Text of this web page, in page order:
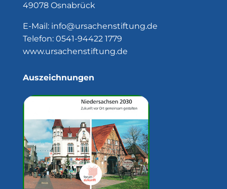
49078 Osnabrück
E-Mail: info@ursachenstiftung.de
Telefon: 0541-94422 1779
www.ursachenstiftung.de
Auszeichnungen